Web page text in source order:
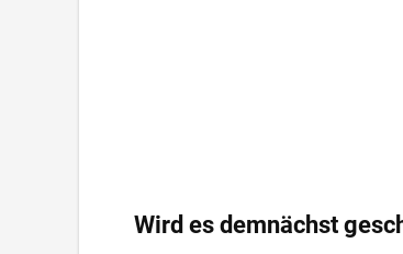
Wird es demnächst